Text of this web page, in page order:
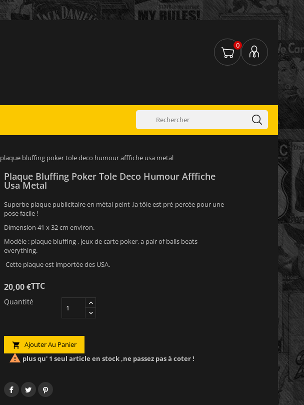
0
plaque bluffing poker tole deco humour afffiche usa metal
Plaque Bluffing Poker Tole Deco Humour Afffiche
Usa Metal
Superbe plaque publicitaire en métal peint ,la tôle est pré-percée pour une
pose facile !
Dimension 41 x 32 cm environ.
Modèle : plaque bluffing , jeux de carte poker, a pair of balls beats
everything.
Cette plaque est importée des USA.
20,00 €TTC
Quantité
 Ajouter Au Panier
 plus qu' 1 seul article en stock ,ne passez pas à coter !